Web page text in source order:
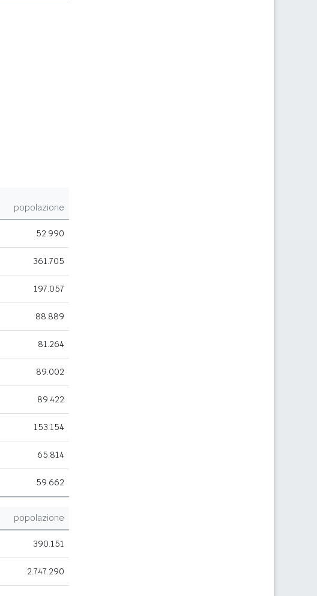
popolazione
52.990
361.705
197.057
88.889
81.264
89.002
89.422
153.154
65.814
59.662
popolazione
390.151
2.747.290